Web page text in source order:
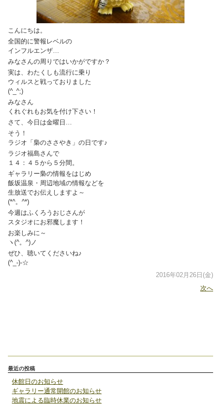
こんにちは。
全国的に警報レベルの
インフルエンザ…
みなさんの周りではいかがですか？
実は、わたくしも流行に乗り
ウィルスと戦っておりました
(^_^;)
みなさん
くれぐれもお気を付け下さい！
さて、今日は金曜日…
そう！
ラジオ「梟のささやき」の日です♪
ラジオ福島さんで
１４：４５から５分間。
ギャラリー梟の情報をはじめ
飯坂温泉・周辺地域の情報などを
生放送でお伝えしますよ～
(*^。^*)
今週はふくろうおじさんが
スタジオにお邪魔します！
お楽しみに～
ヽ(^。^)ノ
ぜひ、聴いてくださいね♪
(^_-)-☆
2016年02月26日(金)
次へ
最近の投稿
休館日のお知らせ
ギャラリー通常開館のお知らせ
地震による臨時休業のお知らせ